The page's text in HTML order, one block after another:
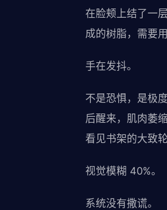
在脸颊上结了一
成的树脂，需要
手在发抖。
不是恐惧，是极
后醒来，肌肉萎
看见书架的大致
视觉模糊 40%。
系统没有撒谎。